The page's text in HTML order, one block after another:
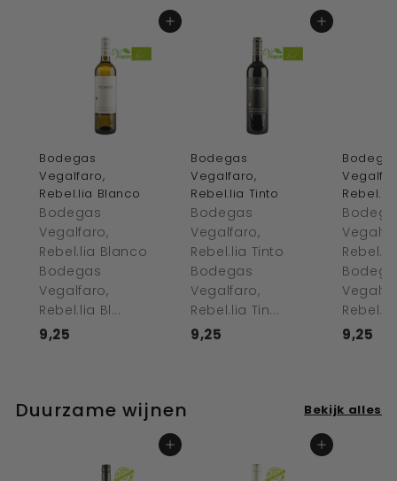
In winkelwagen
Bodegas
Vegalfaro,
Rebel.lia Blanco
Bodegas
Vegalfaro,
Rebel.lia Blanco
Bodegas
Vegalfaro,
Rebel.lia Bl...
9,25
5
In winkelwagen
Bodegas
Vegalfaro,
Rebel.lia Tinto
Bodegas
Vegalfaro,
Rebel.lia Tinto
Bodegas
Vegalfaro,
Rebel.lia Tin...
9,25 9,25
5
Duurzame wijnen Bekijk alles
In winkelwagen In winkelwagen